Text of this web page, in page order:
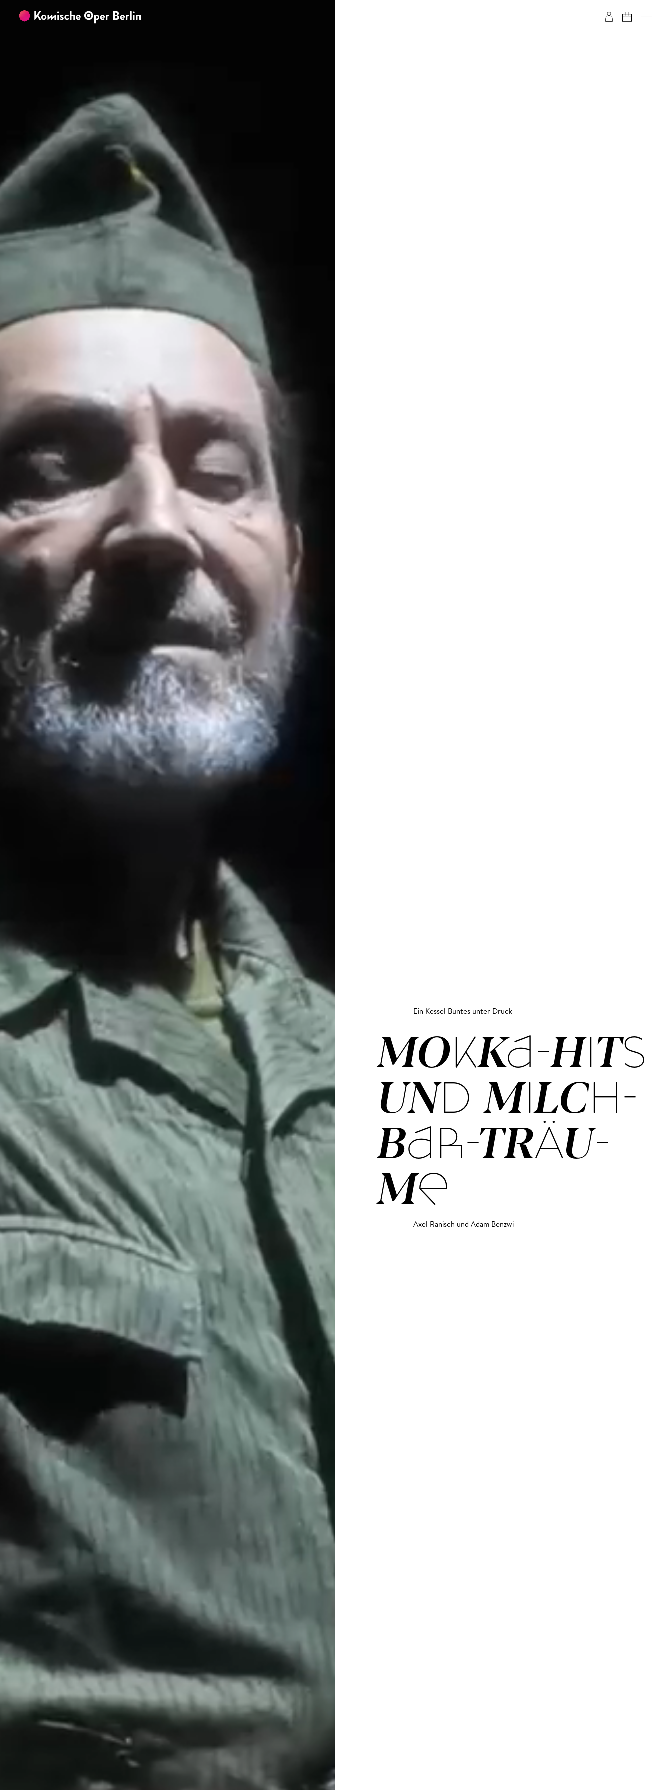
Zum Hauptinhalt springen Zum Footer springen
Ein Kessel Buntes unter Druck
MOKKA-HITS
UND MILCH­
BAR-TRÄU­
ME
Axel Ranisch und Adam Benzwi